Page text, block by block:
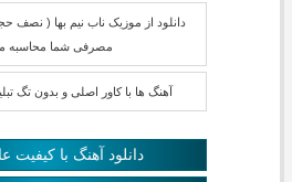
دانلود از موزیک ناب نیم بها ( نصف
مصرفی شما محاسبه
آهنگ ها با کاور اصلی و بدون تگ
دانلود آهنگ با کیفیت